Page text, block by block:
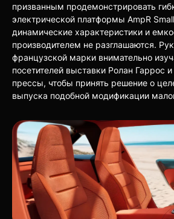
призванным продемонстрировать
электрической платформы AmpR
динамические характеристики и
производителем не разглашаются.
французской марки внимательно
посетителей выставки Ролан Гаррос
прессы, чтобы принять решение о
выпуска подобной модификации